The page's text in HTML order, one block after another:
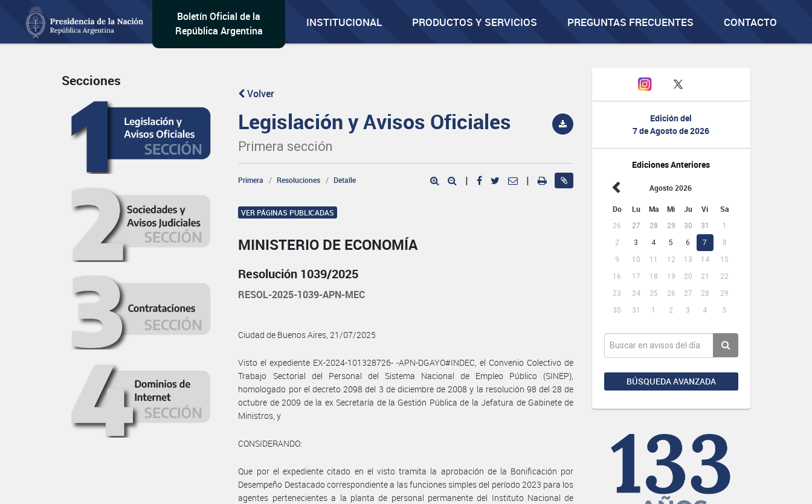
Boletín Oficial de la
República Argentina
INSTITUCIONAL PRODUCTOS Y SERVICIOS PREGUNTAS FRECUENTES CONTACTO
Edición del
7 de Agosto de 2026
Ediciones Anteriores
Agosto 2026
Do Lu Ma Mi Ju Vi Sa
26 27 28 29 30 31
1
2
3 4 5 6 7
8
9
10 11 12 13 14
15
16
17 18 19 20 21
22
23
24 25 26 27 28
29
30
31 1 2 3 4 5
BÚSQUEDA AVANZADA
Secciones
Volver
Legislación y Avisos Oficiales
Primera sección
Primera Resoluciones Detalle | |
VER PÁGINAS PUBLICADAS
MINISTERIO DE ECONOMÍA
Resolución 1039/2025
RESOL-2025-1039-APN-MEC
Ciudad de Buenos Aires, 21/07/2025
Visto el expediente EX-2024-101328726- -APN-DGAYO#INDEC, el Convenio Colectivo de
Trabajo Sectorial del Personal del Sistema Nacional de Empleo Público (SINEP),
homologado por el decreto 2098 del 3 de diciembre de 2008 y la resolución 98 del 28 de
octubre de 2009 de la ex Secretaría de la Gestión Pública de la Jefatura de Gabinete de
Ministros, y
CONSIDERANDO:
Que por el expediente citado en el visto tramita la aprobación de la Bonificación por
Desempeño Destacado correspondiente a las funciones simples del período 2023 para los
agentes pertenecientes a la planta de personal permanente del Instituto Nacional de